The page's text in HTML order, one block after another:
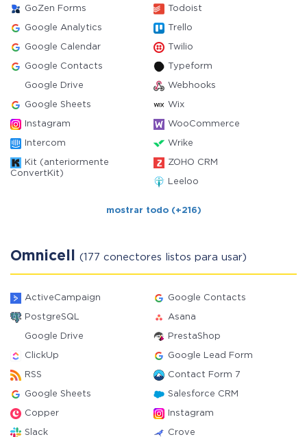
GoZen Forms Todoist
Google Analytics Trello
Google Calendar Twilio
Google Contacts Typeform
Google Drive Webhooks
Google Sheets Wix
Instagram WooCommerce
Intercom Wrike
Kit (anteriormente
ConvertKit)
ZOHO CRM
Leeloo
mostrar todo (+216)
Omnicell (177 conectores listos para usar)
ActiveCampaign Google Contacts
PostgreSQL Asana
Google Drive PrestaShop
ClickUp Google Lead Form
RSS Contact Form 7
Google Sheets Salesforce CRM
Copper Instagram
Slack Crove